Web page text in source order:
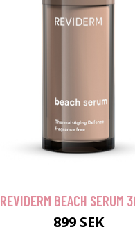
REVIDERM BEACH SERUM
899 SEK